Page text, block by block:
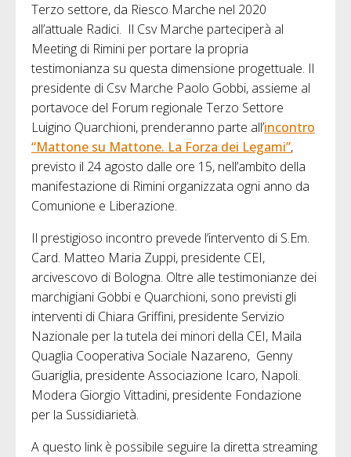
Terzo settore, da Riesco Marche nel 2020
all’attuale Radici. Il Csv Marche parteciperà al
Meeting di Rimini per portare la propria
testimonianza su questa dimensione progettuale. Il
presidente di Csv Marche Paolo Gobbi, assieme al
portavoce del Forum regionale Terzo Settore
Luigino Quarchioni, prenderanno parte all’incontro
“Mattone su Mattone. La Forza dei Legami”,
previsto il 24 agosto dalle ore 15, nell’ambito della
manifestazione di Rimini organizzata ogni anno da
Comunione e Liberazione.
Il prestigioso incontro prevede l’intervento di S.Em.
Card. Matteo Maria Zuppi, presidente CEI,
arcivescovo di Bologna. Oltre alle testimonianze dei
marchigiani Gobbi e Quarchioni, sono previsti gli
interventi di Chiara Griffini, presidente Servizio
Nazionale per la tutela dei minori della CEI, Maila
Quaglia Cooperativa Sociale Nazareno, Genny
Guariglia, presidente Associazione Icaro, Napoli.
Modera Giorgio Vittadini, presidente Fondazione
per la Sussidiarietà.
A questo link è possibile seguire la diretta streaming